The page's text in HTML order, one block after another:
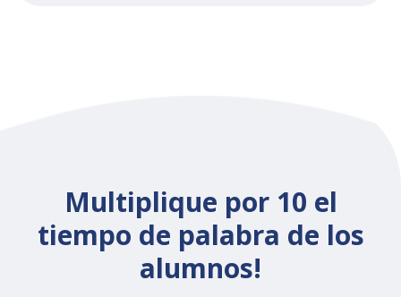
Multiplique por 10 el
tiempo de palabra de los
alumnos!